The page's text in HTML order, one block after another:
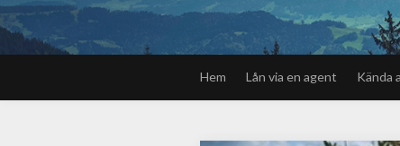
Hem Lån via en agent Kända